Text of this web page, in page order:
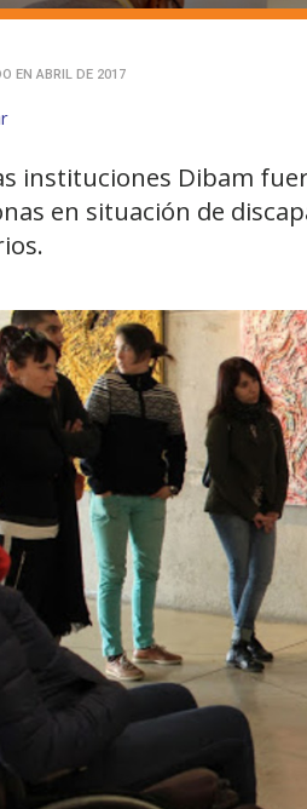
EN ABRIL DE 2017
instituciones Dibam
en situación de